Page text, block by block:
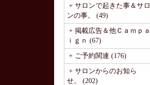
+ サロンで起きた事＆サロ
ンの事。 (49)
+ 掲載広告＆他Ｃａｍｐａ
ｉｇｎ (67)
+ ご予約関連 (176)
+ サロンからのお知ら
せ。 (202)